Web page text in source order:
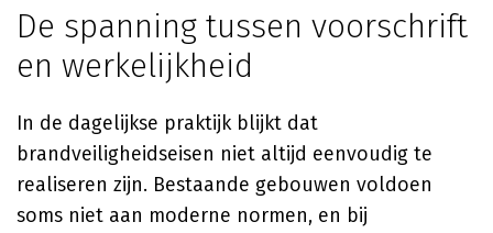
De spanning tussen voorschrift
en werkelijkheid
In de dagelijkse praktijk blijkt dat
brandveiligheidseisen niet altijd eenvoudig te
realiseren zijn. Bestaande gebouwen voldoen
soms niet aan moderne normen, en bij